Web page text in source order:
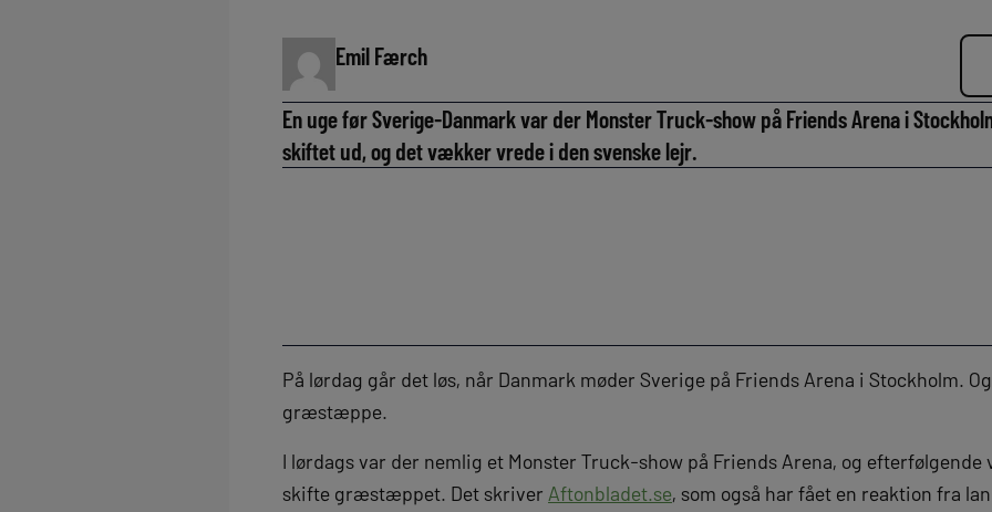
Emil Færch
En uge før Sverige-Danmark var der Monster Truck-show på Friends Arena i
skiftet ud, og det vækker vrede i den svenske lejr.
På lørdag går det løs, når Danmark møder Sverige på Friends Arena i Stockholm.
græstæppe.
I lørdags var der nemlig et Monster Truck-show på Friends Arena, og
skifte græstæppet. Det skriver Aftonbladet.se, som også har fået en reaktion fra